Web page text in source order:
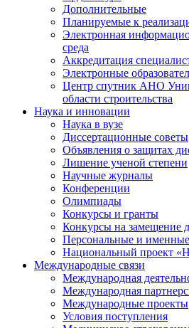
Дополнительные
Планируемые к
Электронная
среда
Аккредитация
Электронные
Центр спутник АНО
области строительства
Наука и инновации
Наука в вузе
Диссертационные советы
Объявления о защитах
Лишение ученой степени
Научные журналы
Конференции
Олимпиады
Конкурсы и гранты
Конкурсы на замещение
Персональные и
Национальный проект
Международные связи
Международная
Международная
Международные проекты
Условия поступления